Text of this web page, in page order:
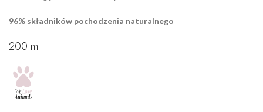
96% składników pochodzenia naturalnego
200 ml